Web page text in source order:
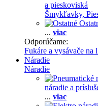
a pieskoviská
Šmykľavky,
... viac
Odporúčame:
Fukáre a vysávače na
Náradie
Náradie
náradie a
... viac